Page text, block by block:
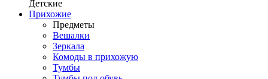
Детские
Прихожие
Предметы
Вешалки
Зеркала
Комоды в прихожую
Тумбы